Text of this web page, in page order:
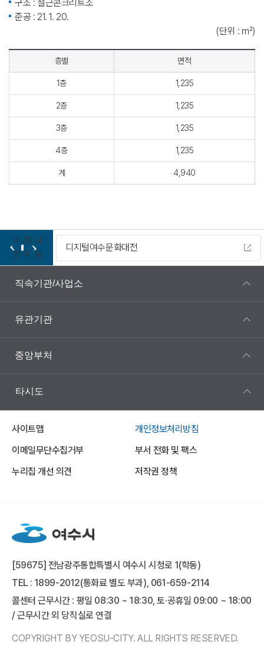
구조 : 철근콘크리트조
준공 : 21. 1. 20.
(단위 : ㎡)
층별 면적
1층 1,235
2층 1,235
3층 1,235
4층 1,235
계 4,940
이
전
정
지
다
음
디지털여수문화대전
직속기관/사업소
유관기관
중앙부처
타시도
사이트맵
개인정보처리방침
이메일무단수집거부
부서 전화 및 팩스
누리집 개선 의견
저작권 정책
[59675] 전남광주통합특별시 여수시 시청로 1(학동)
TEL : 1899-2012(통화료 별도 부과), 061-659-2114
콜센터 근무시간 : 평일 08:30 ~ 18:30, 토·공휴일 09:00 ~ 18:00
/ 근무시간 외 당직실로 연결
COPYRIGHT BY YEOSU-CITY. ALL RIGHTS RESERVED.